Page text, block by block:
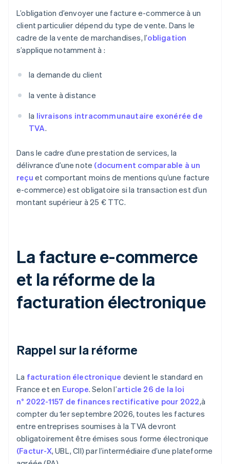
L’obligation d’envoyer une facture e-commerce à un
client particulier dépend du type de vente. Dans le
cadre de la vente de marchandises, l’obligation
s’applique notamment à :
la demande du client
la vente à distance
la livraisons intracommunautaire exonérée de
TVA.
Dans le cadre d’une prestation de services, la
délivrance d’une note (document comparable à un
reçu et comportant moins de mentions qu’une facture
e-commerce) est obligatoire si la transaction est d’un
montant supérieur à 25 € TTC.
La facture e-commerce
et la réforme de la
facturation électronique
Rappel sur la réforme
La facturation électronique devient le standard en
France et en Europe. Selon l’article 26 de la loi
n° 2022-1157 de finances rectificative pour 2022,à
compter du 1er septembre 2026, toutes les factures
entre entreprises soumises à la TVA devront
obligatoirement être émises sous forme électronique
(Factur-X, UBL, CII) par l’intermédiaire d’une plateforme